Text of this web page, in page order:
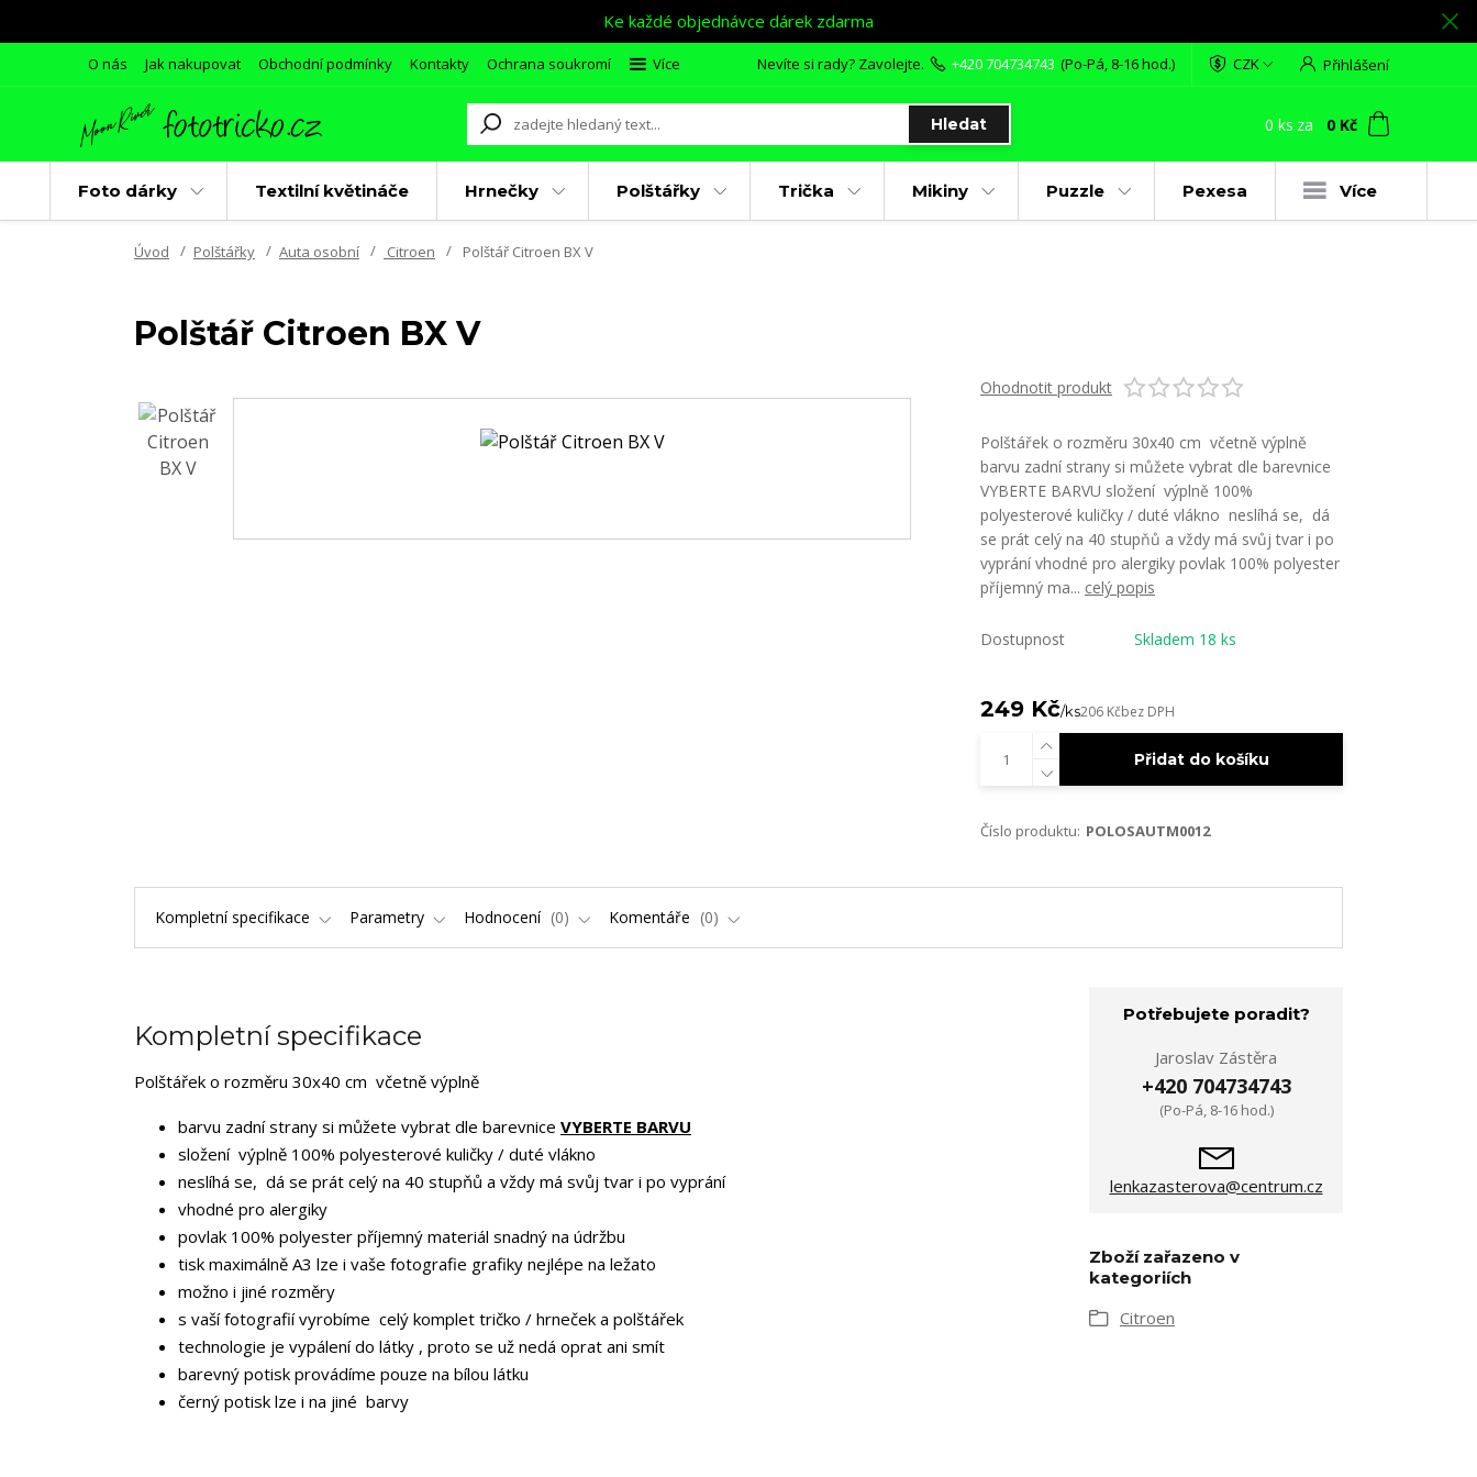
Ke každé objednávce dárek zdarma
O nás Jak nakupovat Obchodní podmínky Kontakty Ochrana soukromí Více CZK Přihlášení
Hledat
Nevíte si rady? Zavolejte. +420 704734743 (Po-Pá, 8-16 hod.)
0 ks za 0 Kč
Foto dárky Textilní květináče Hrnečky Polštářky Trička Mikiny Puzzle Pexesa Více
Úvod Polštářky Auta osobní Citroen Polštář Citroen BX V
Polštář Citroen BX V
Ohodnotit produkt
Polštářek o rozměru 30x40 cm včetně výplně
barvu zadní strany si můžete vybrat dle barevnice
VYBERTE BARVU složení výplně 100%
polyesterové kuličky / duté vlákno neslíhá se, dá
se prát celý na 40 stupňů a vždy má svůj tvar i po
vyprání vhodné pro alergiky povlak 100% polyester
příjemný ma... celý popis
Dostupnost Skladem 18 ks
249 Kč/ks206 Kčbez DPH
Přidat do košíku
Číslo produktu: POLOSAUTM0012
Kompletní specifikace Parametry Hodnocení 0 Komentáře 0
Kompletní specifikace
Polštářek o rozměru 30x40 cm včetně výplně
barvu zadní strany si můžete vybrat dle barevnice VYBERTE BARVU
složení výplně 100% polyesterové kuličky / duté vlákno
neslíhá se, dá se prát celý na 40 stupňů a vždy má svůj tvar i po vyprání
vhodné pro alergiky
povlak 100% polyester příjemný materiál snadný na údržbu
tisk maximálně A3 lze i vaše fotografie grafiky nejlépe na ležato
možno i jiné rozměry
s vaší fotografií vyrobíme celý komplet tričko / hrneček a polštářek
technologie je vypálení do látky , proto se už nedá oprat ani smít
barevný potisk provádíme pouze na bílou látku
černý potisk lze i na jiné barvy
Potřebujete poradit?
Jaroslav Zástěra
+420 704734743
(Po-Pá, 8-16 hod.)
lenkazasterova@centrum.cz
Zboží zařazeno v
kategoriích
Citroen